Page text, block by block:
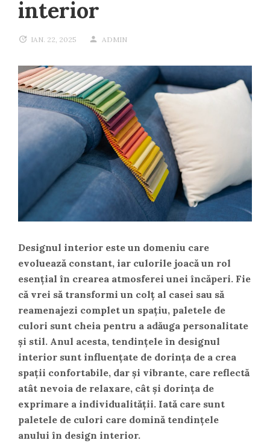
interior
IAN. 22, 2025 ADMIN
Designul interior este un domeniu care
evoluează constant, iar culorile joacă un rol
esențial în crearea atmosferei unei încăperi. Fie
că vrei să transformi un colț al casei sau să
reamenajezi complet un spațiu, paletele de
culori sunt cheia pentru a adăuga personalitate
și stil. Anul acesta, tendințele în designul
interior sunt influențate de dorința de a crea
spații confortabile, dar și vibrante, care reflectă
atât nevoia de relaxare, cât și dorința de
exprimare a individualității. Iată care sunt
paletele de culori care domină tendințele
anului în design interior.